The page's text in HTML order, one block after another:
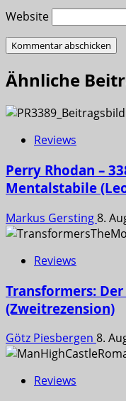
Website
Ähnliche
Reviews
Perry Rhodan –
Mentalstabile
Markus Gersting8.
Reviews
Transformers:
(Zweitrezension)
Götz Piesbergen 8.
Reviews